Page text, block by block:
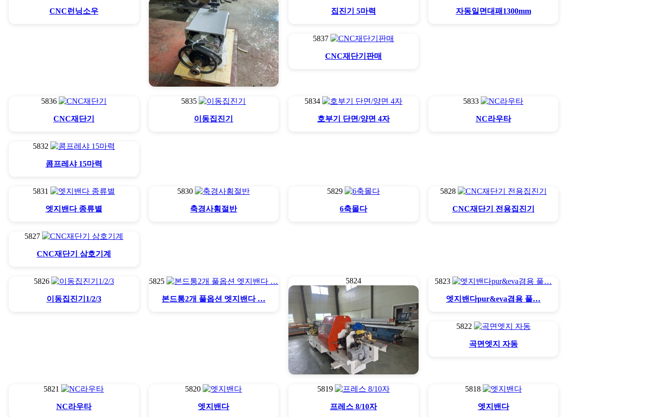
CNC런닝소우 집진기 5마력 자동일면대패1300mm
5837
CNC재단기판매
5836
CNC재단기
5835
이동집진기
5834
호부기 단면/양면 4자
5833
NC라우타
5832
콤프레샤 15마력
5831
엣지밴다 종류별
5830
축경사횡절반
5829
6축몰다
5828
CNC재단기 전용집진기
5827
CNC재단기 삼호기계
5826
이동집진기1/2/3
5825
본드통2개 풀옵션 엣지밴다 …
5824 5823
엣지밴다pur&eva겸용 풀…
5822
곡면엣지 자동
5821
NC라우타
5820
엣지밴다
5819
프레스 8/10자
5818
엣지밴다